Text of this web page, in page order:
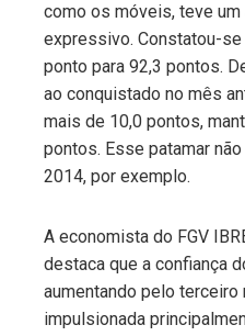
como os móveis, teve um
expressivo. Constatou-
ponto para 92,3 pontos.
ao conquistado no mês
mais de 10,0 pontos,
pontos. Esse patamar
2014, por exemplo.
A economista do FGV
destaca que a confiança
aumentando pelo
impulsionada